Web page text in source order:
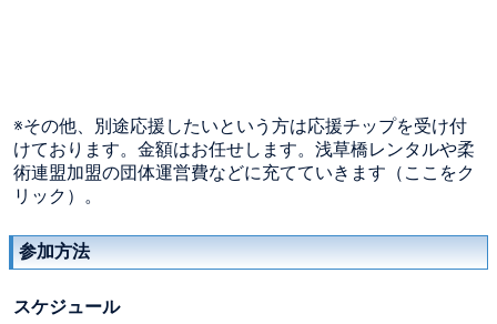
※その他、別途応援したいという方は応援チップを受け付
けております。金額はお任せします。浅草橋レンタルや柔
術連盟加盟の団体運営費などに充てていきます（ここをク
リック）。
参加方法
スケジュール